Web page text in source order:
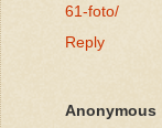
61-foto/
Reply
Anonymous